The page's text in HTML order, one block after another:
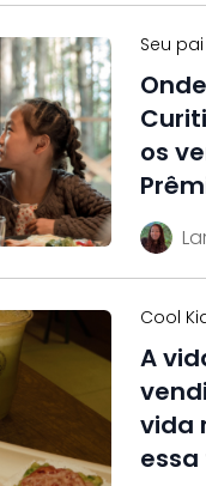
Seu
os
Cool
A
vida